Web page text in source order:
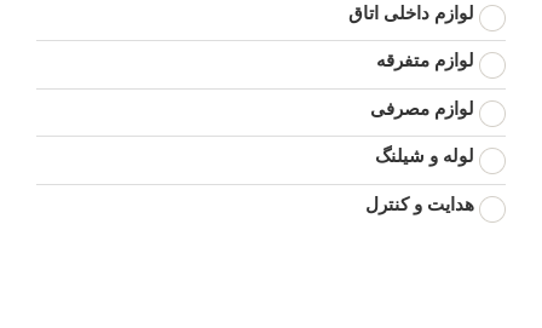
لوازم داخلی اتاق
لوازم متفرقه
لوازم مصرفی
لوله و شیلنگ
هدایت و کنترل